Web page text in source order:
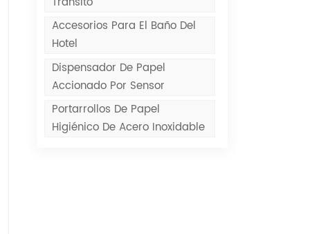
Accesorios Para El Baño Del
Hotel
Dispensador De Papel
Accionado Por Sensor
Portarrollos De Papel
Higiénico De Acero Inoxidable